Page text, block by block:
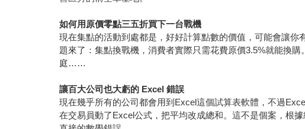
如何用原價零點三五折買下一台戰機
現在集點的活動到處都是，好好計算點數的價值，可能會讓
題來了：集點換戰機，消費者實際只需花費原價3.5%就能換
庭……
讓百大公司也大虧的 Excel 錯誤
現在幾乎所有的公司都會用到Excel這個試算表軟體，不過
在交易員動了Excel公式，把平均改成總和。這不是個案，根